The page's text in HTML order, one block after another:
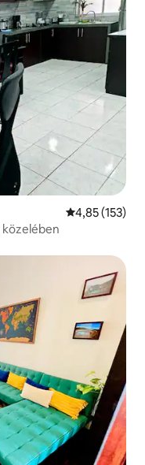
Átlagos
4,85 (153)
közelében